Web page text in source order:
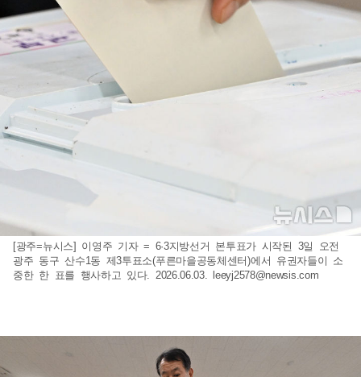
[광주=뉴시스] 이영주 기자 = 6·3지방선거 본투표가 시작된 3일 오전
광주 동구 산수1동 제3투표소(푸른마을공동체센터)에서 유권자들이 소
중한 한 표를 행사하고 있다. 2026.06.03.
leeyj2578@newsis.com